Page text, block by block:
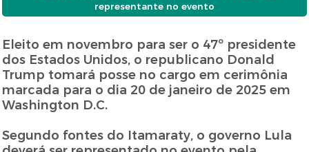
representante no evento
Eleito em novembro para ser o 47º presidente
dos Estados Unidos, o republicano Donald
Trump tomará posse no cargo em cerimônia
marcada para o dia 20 de janeiro de 2025 em
Washington D.C.
Segundo fontes do Itamaraty, o governo Lula